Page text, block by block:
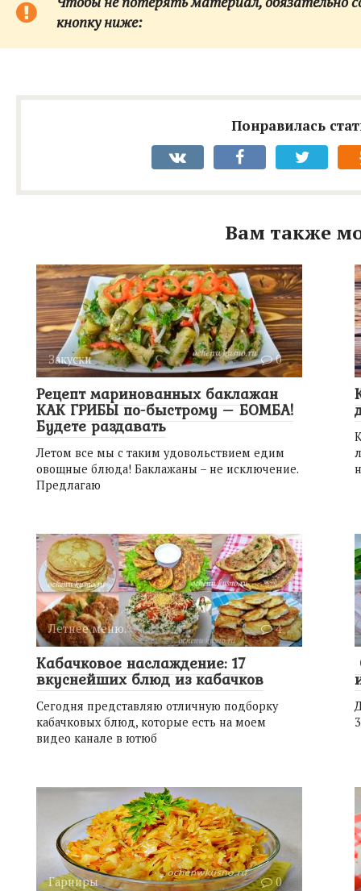
кнопку ниже:
Понравилась
Вам также
Закуски 0
Рецепт маринованных баклажан
КАК ГРИБЫ по-быстрому – БОМБА!
Будете раздавать
Летом все мы с таким удовольствием едим
овощные блюда! Баклажаны – не исключение.
Предлагаю
Летнее меню. 4
Кабачковое наслаждение: 17
вкуснейших блюд из кабачков
Сегодня представляю отличную подборку
кабачковых блюд, которые есть на моем
видео канале в ютюб
Гарниры 0